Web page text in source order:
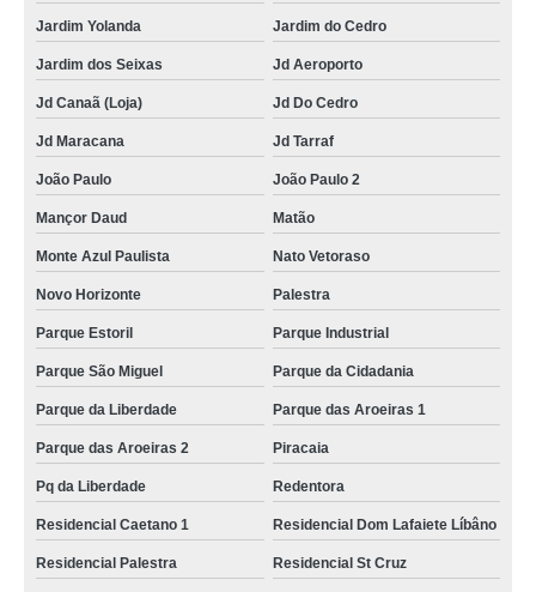
Jardim Yolanda Jardim do Cedro
Jardim dos Seixas Jd Aeroporto
Jd Canaã (Loja) Jd Do Cedro
Jd Maracana Jd Tarraf
João Paulo João Paulo 2
Mançor Daud Matão
Monte Azul Paulista Nato Vetoraso
Novo Horizonte Palestra
Parque Estoril Parque Industrial
Parque São Miguel Parque da Cidadania
Parque da Liberdade Parque das Aroeiras 1
Parque das Aroeiras 2 Piracaia
Pq da Liberdade Redentora
Residencial Caetano 1 Residencial Dom Lafaiete Líbâno
Residencial Palestra Residencial St Cruz